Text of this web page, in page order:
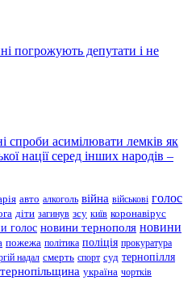
погрожують депутати і не
спроби асимілювати лемків як
нації серед інших народів –
авто алкоголь війна військові голос
діти загинув зсу київ коронавірус
голос новини тернополя новини
пожежа політика поліція прокуратура
надал смерть спорт суд тернопілля
тернопільщина україна чортків